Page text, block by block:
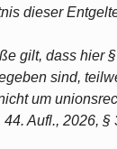
dieser
gilt, dass hier §
sind,
um
Aufl., 2026, §